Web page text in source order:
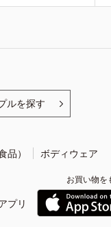
ルを探す
品） ボディウェア
プリ
お買い物を